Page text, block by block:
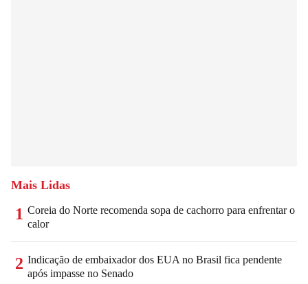
Mais Lidas
1 Coreia do Norte recomenda sopa de cachorro para enfrentar o
calor
2 Indicação de embaixador dos EUA no Brasil fica pendente
após impasse no Senado